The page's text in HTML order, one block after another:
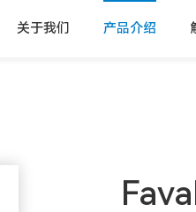
关于我们 产品介绍